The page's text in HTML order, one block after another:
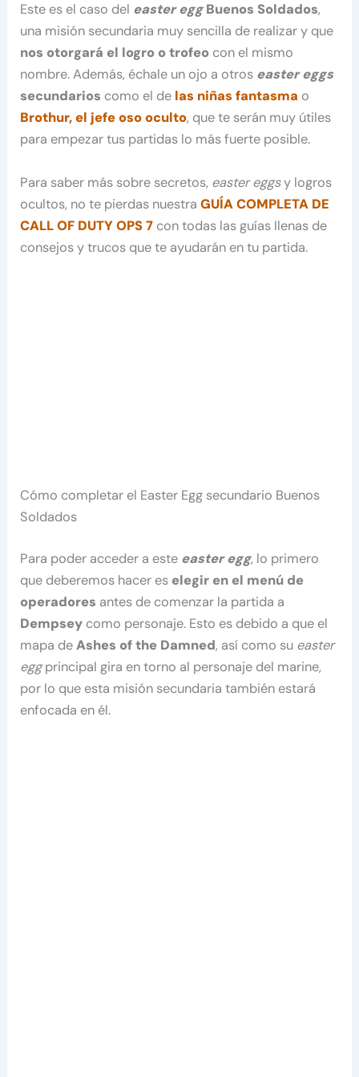
Este es el caso del easter eggBuenos Soldados,
una misión secundaria muy sencilla de realizar y que
nos otorgará el logro o trofeo con el mismo
nombre. Además, échale un ojo a otros easter eggs
secundarios como el de las niñas fantasma o
Brothur, el jefe oso oculto, que te serán muy útiles
para empezar tus partidas lo más fuerte posible.
Para saber más sobre secretos, easter eggsy logros
ocultos, no te pierdas nuestraGUÍA COMPLETA DE
CALL OF DUTY OPS 7 con todas las guías llenas de
consejos y trucos que te ayudarán en tu partida.
Cómo completar el Easter Egg secundario Buenos
Soldados
Para poder acceder a este easter egg, lo primero
que deberemos hacer es elegir en el menú de
operadores antes de comenzar la partida a
Dempsey como personaje. Esto es debido a que el
mapa deAshes of the Damned, así como su easter
eggprincipal gira en torno al personaje del marine,
por lo que esta misión secundaria también estará
enfocada en él.